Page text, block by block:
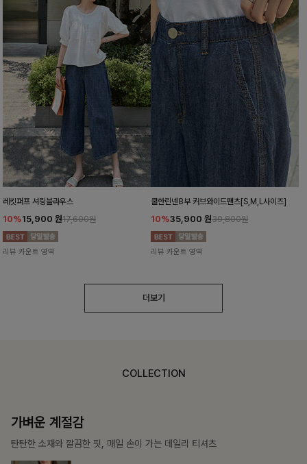
레킷퍼프 셔링블라우스
10%15,900 원17,600원
리뷰 카운트 영역
쿨한린넨8부 커브와이드팬츠[S,M,L사이즈]
10%35,900 원39,800원
리뷰 카운트 영역
더보기
COLLECTION
가장 쉬운 코디
특별한 날부터 일상까지 함께하는 룩